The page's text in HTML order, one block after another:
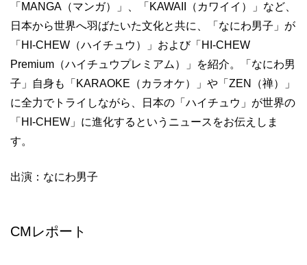
「MANGA（マンガ）」、「KAWAII（カワイイ）」など、
日本から世界へ羽ばたいた文化と共に、「なにわ男子」が
「HI-CHEW（ハイチュウ）」および「HI-CHEW
Premium（ハイチュウプレミアム）」を紹介。「なにわ男
子」自身も「KARAOKE（カラオケ）」や「ZEN（禅）」
に全力でトライしながら、日本の「ハイチュウ」が世界の
「HI-CHEW」に進化するというニュースをお伝えしま
す。
出演：なにわ男子
CMレポート